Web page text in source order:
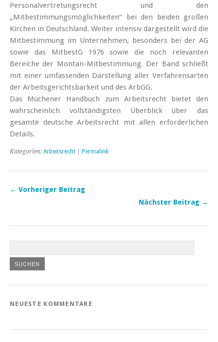
Personalvertretungsrecht und den
„Mitbestimmungsmöglichkeiten“ bei den beiden großen
Kirchen in Deutschland. Weiter intensiv dargestellt wird die
Mitbestimmung im Unternehmen, besonders bei der AG
sowie das MitbestG 1976 sowie die noch relevanten
Bereiche der Montan-Mitbestimmung. Der Band schließt
mit einer umfassenden Darstellung aller Verfahrensarten
der Arbeitsgerichtsbarkeit und des ArbGG.
Das Müchener Handbuch zum Arbeitsrecht bietet den
wahrscheinlich vollständigsten Überblick über das
gesamte deutsche Arbeitsrecht mit allen erforderlichen
Details.
Kategorien: Arbeitsrecht Permalink
← Vorheriger Beitrag
Nächster Beitrag →
NEUESTE KOMMENTARE